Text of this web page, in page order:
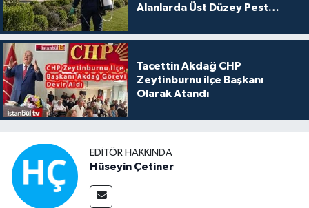
Alanlarda Üst Düzey Pest
Tacettin Akdağ CHP
Zeytinburnu ilçe Başkanı
Olarak Atandı
EDITÖR HAKKINDA
Hüseyin Çetiner